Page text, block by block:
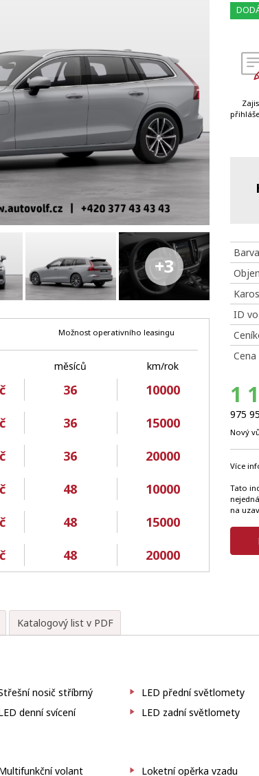
+3
Možnost operativního leasingu
měsíců km/rok
36
10000
36
15000
36
20000
48
10000
48
15000
48 20000
Barva
ID
1
975
Nový
Více
Tato
na
Katalogový list v PDF
nosič stříbrný
denní svícení
LED přední světlomety
LED zadní světlomety
volant
Loketní opěrka vzadu